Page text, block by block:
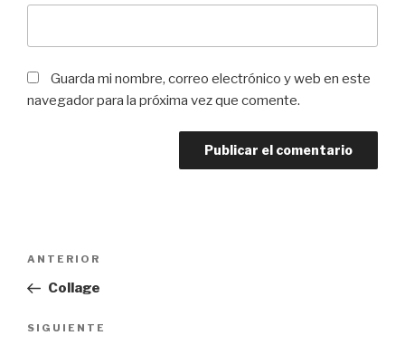
Guarda mi nombre, correo electrónico y web en este
navegador para la próxima vez que comente.
entradas
Entrada
anterior:
ANTERIOR
Collage
Siguiente
SIGUIENTE